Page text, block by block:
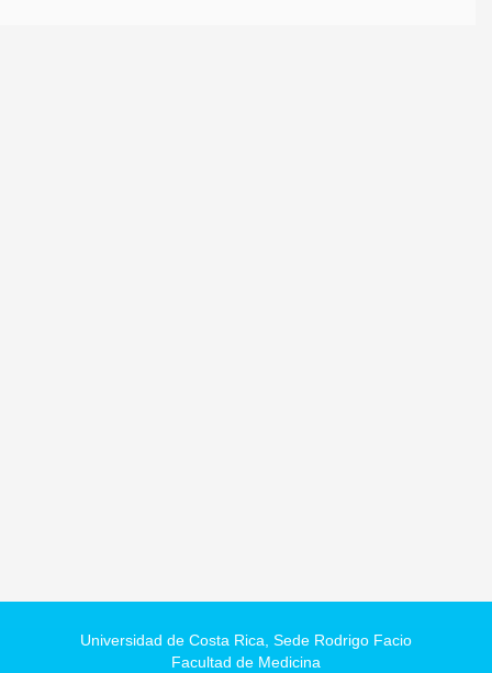
Universidad de Costa Rica, Sede Rodrigo Facio
Facultad de Medicina